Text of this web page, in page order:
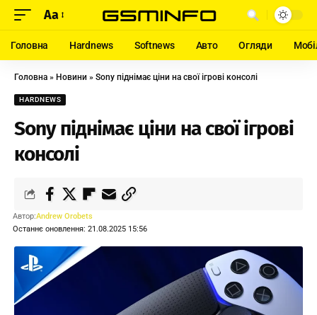
Aa
Головна Hardnews Softnews Авто Огляди
Головна » Новини » Sony піднімає ціни на свої ігрові консолі
HARDNEWS
Sony піднімає ціни на свої ігрові
консолі
Останнє оновлення: 21.08.2025 15:56
Автор:Andrew Orobets